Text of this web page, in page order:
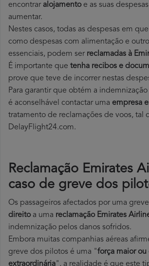
encontrar alojamentoe as suas
aumentar.
Nestes casos, todas as despesas em
como despesas com alimentação e
essenciais, podem ser reclamadas à
É importante que tenha recibos e
prove que teve de incorrer nestas
Para garantir que obtém a
é aconselhável contactar uma empresa
tratamento de reclamações de voos, tal
DelayFlight24.com.
Reclamação Emirates
caso de greve dos
Os passageiros afectados por uma
direitoa uma reclamação Emirates
indemnização pelos danos sofridos.
Embora muitas companhias aéreas
greve dos pilotos é uma "força maior ou
extraordinária", a realidade é que este